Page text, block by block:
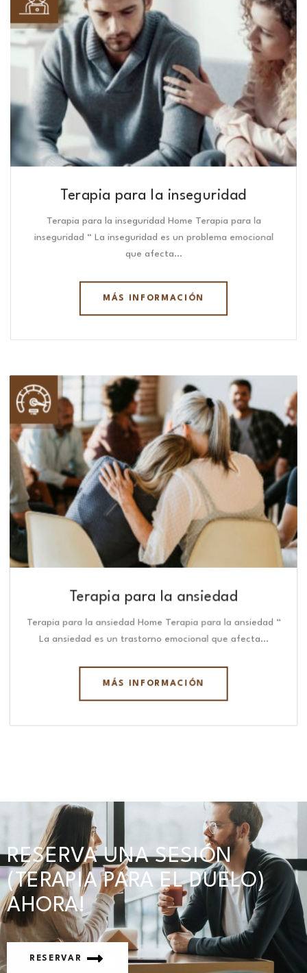
Terapia para la inseguridad
Terapia para la inseguridad Home Terapia para la
inseguridad “ La inseguridad es un problema emocional
que afecta…
MÁS INFORMACIÓN
Terapia para la ansiedad
Terapia para la ansiedad Home Terapia para la ansiedad “
La ansiedad es un trastorno emocional que afecta…
MÁS INFORMACIÓN
RESERVA UNA SESIÓN
(TERAPIA PARA EL DUELO)
AHORA!
RESERVAR